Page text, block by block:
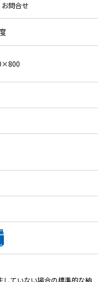
問合せ
ていない場合の標準的な納